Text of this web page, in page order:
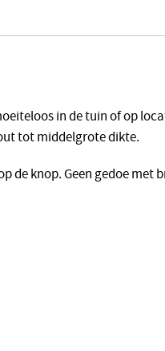
in de tuin of op
tot middelgrote dikte.
de knop. Geen gedoe met